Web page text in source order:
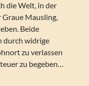
die Welt, in der
Mausling,
Beide
durch widrige
zu verlassen
zu begeben…